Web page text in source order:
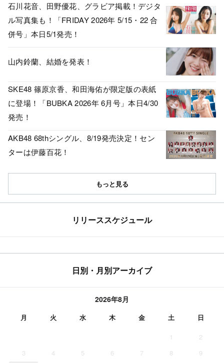
石川花音、田野優花、グラビア掲載！デジタ
ル写真集も！「FRIDAY 2026年 5/15・22 合
併号」本日5/1発売！
山内鈴蘭、結婚を発表！
SKE48 篠原京香、和田海佑が限定版の表紙
に登場！「BUBKA 2026年 6月号」本日4/30
発売！
AKB48 68thシングル、8/19発売決定！セン
ターは伊藤百花！
もっと見る
リリーススケジュール
日別・月別アーカイブ
2026年8月
月 火 水 木 金 土 日
1
2
3
4 5 6 7 8
9